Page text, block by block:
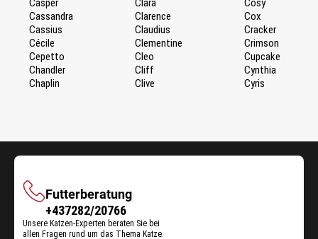
Casper
Cassandra
Cassius
Cécile
Cepetto
Chandler
Chaplin
Clara
Clarence
Claudius
Clementine
Cleo
Cliff
Clive
Cosy
Cox
Cracker
Crimson
Cupcake
Cynthia
Cyris
Futterberatung
Futterberatung
+437282/20766
Unsere Katzen-Experten beraten Sie bei
allen Fragen rund um das Thema Katze.